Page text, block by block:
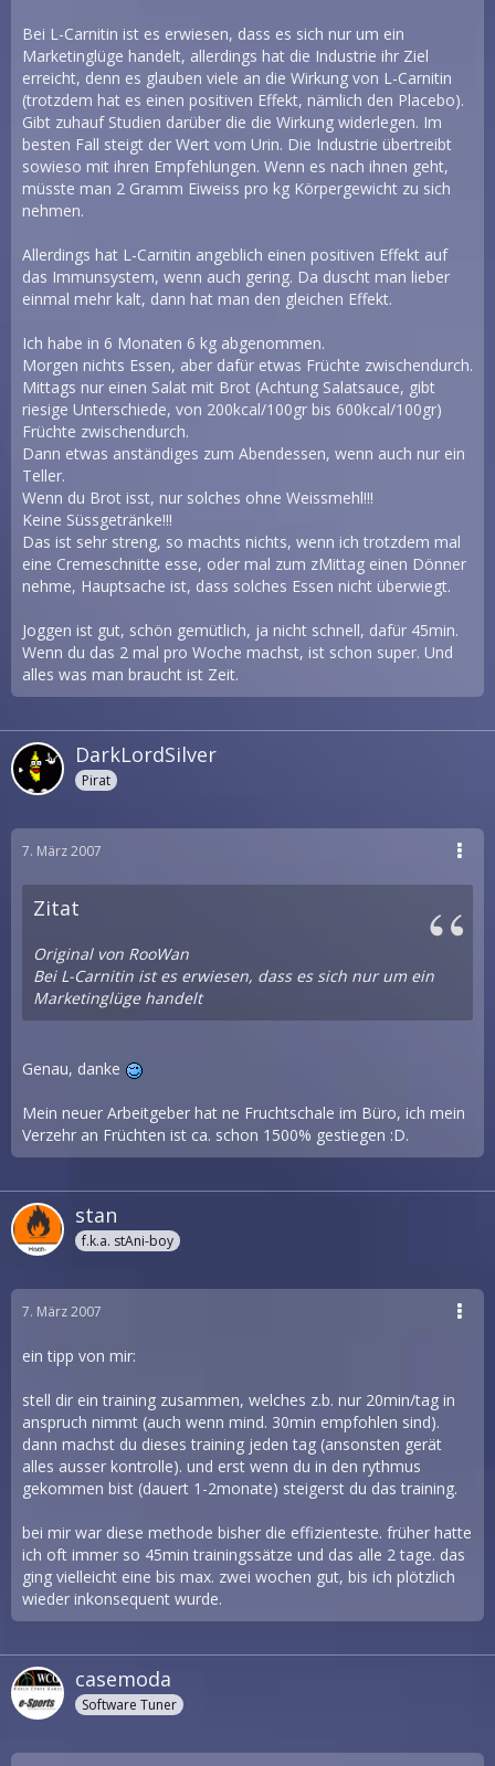
Bei L-Carnitin ist es erwiesen, dass es sich nur um ein
Marketinglüge handelt, allerdings hat die Industrie ihr Ziel
erreicht, denn es glauben viele an die Wirkung von L-Carnitin
(trotzdem hat es einen positiven Effekt, nämlich den Placebo).
Gibt zuhauf Studien darüber die die Wirkung widerlegen. Im
besten Fall steigt der Wert vom Urin. Die Industrie übertreibt
sowieso mit ihren Empfehlungen. Wenn es nach ihnen geht,
müsste man 2 Gramm Eiweiss pro kg Körpergewicht zu sich
nehmen.
Allerdings hat L-Carnitin angeblich einen positiven Effekt auf
das Immunsystem, wenn auch gering. Da duscht man lieber
einmal mehr kalt, dann hat man den gleichen Effekt.
Ich habe in 6 Monaten 6 kg abgenommen.
Morgen nichts Essen, aber dafür etwas Früchte zwischendurch.
Mittags nur einen Salat mit Brot (Achtung Salatsauce, gibt
riesige Unterschiede, von 200kcal/100gr bis 600kcal/100gr)
Früchte zwischendurch.
Dann etwas anständiges zum Abendessen, wenn auch nur ein
Teller.
Wenn du Brot isst, nur solches ohne Weissmehl!!!
Keine Süssgetränke!!!
Das ist sehr streng, so machts nichts, wenn ich trotzdem mal
eine Cremeschnitte esse, oder mal zum zMittag einen Dönner
nehme, Hauptsache ist, dass solches Essen nicht überwiegt.
Joggen ist gut, schön gemütlich, ja nicht schnell, dafür 45min.
Wenn du das 2 mal pro Woche machst, ist schon super. Und
alles was man braucht ist Zeit.
DarkLordSilver
Pirat
7. März 2007
Zitat
Original von RooWan
Bei L-Carnitin ist es erwiesen, dass es sich nur um ein
Marketinglüge handelt
Genau, danke
Mein neuer Arbeitgeber hat ne Fruchtschale im Büro, ich mein
Verzehr an Früchten ist ca. schon 1500% gestiegen :D.
stan
f.k.a. stAni-boy
7. März 2007
ein tipp von mir:
stell dir ein training zusammen, welches z.b. nur 20min/tag in
anspruch nimmt (auch wenn mind. 30min empfohlen sind).
dann machst du dieses training jeden tag (ansonsten gerät
alles ausser kontrolle). und erst wenn du in den rythmus
gekommen bist (dauert 1-2monate) steigerst du das training.
bei mir war diese methode bisher die effizienteste. früher hatte
ich oft immer so 45min trainingssätze und das alle 2 tage. das
ging vielleicht eine bis max. zwei wochen gut, bis ich plötzlich
wieder inkonsequent wurde.
casemoda
Software Tuner